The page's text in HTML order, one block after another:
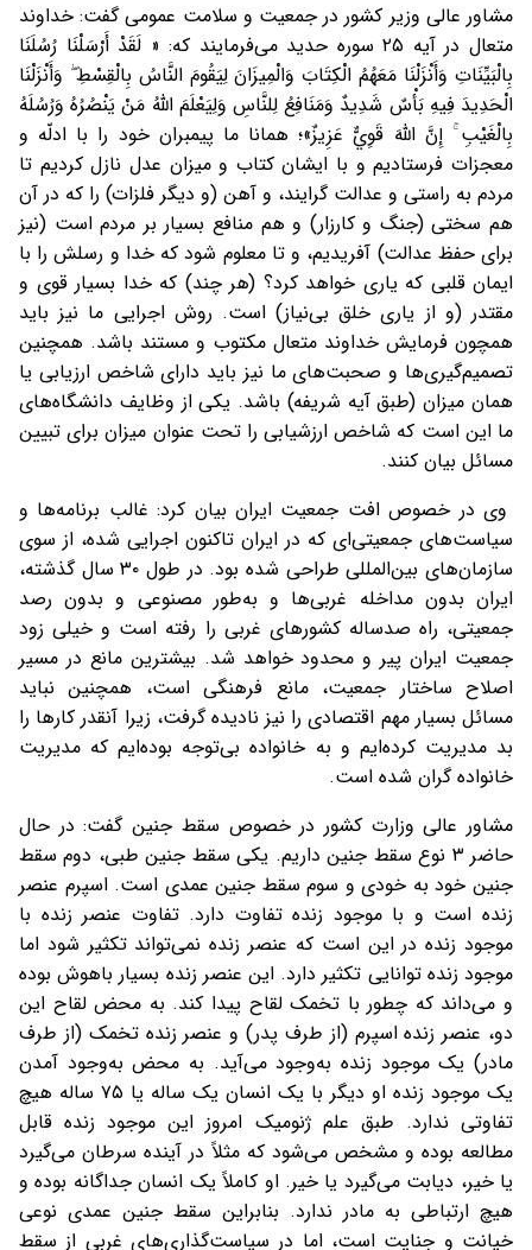
مشاور عالی وزیر کشور در جمعیت و سلامت عمومی گفت: خداوند
متعال در آیه ۲۵ سوره حدید می‌فرمایند که: « لَقَدْ أَرْسَلْنَا رُسُلَنَا
بِالْبَيِّنَاتِ وَأَنْزَلْنَا مَعَهُمُ الْكِتَابَ وَالْمِيزَانَ لِيَقُومَ النَّاسُ بِالْقِسْطِ ۖ وَأَنْزَلْنَا
الْحَدِيدَ فِيهِ بَأْسٌ شَدِيدٌ وَمَنَافِعُ لِلنَّاسِ وَلِيَعْلَمَ اللَّهُ مَنْ يَنْصُرُهُ وَرُسُلَهُ
بِالْغَيْبِ ۚ إِنَّ اللَّهَ قَوِيٌّ عَزِيزٌ»؛ همانا ما پیمبران خود را با ادلّه و
معجزات فرستادیم و با ایشان کتاب و میزان عدل نازل کردیم تا
مردم به راستی و عدالت گرایند، و آهن (و دیگر فلزات) را که در آن
هم سختی (جنگ و کارزار) و هم منافع بسیار بر مردم است (نیز
برای حفظ عدالت) آفریدیم، و تا معلوم شود که خدا و رسلش را با
ایمان قلبی که یاری خواهد کرد؟ (هر چند) که خدا بسیار قوی و
مقتدر (و از یاری خلق بی‌نیاز) است. روش اجرایی ما نیز باید
همچون فرمایش خداوند متعال مکتوب و مستند باشد. همچنین
تصمیم‌گیری‌ها و صحبت‌های ما نیز باید دارای شاخص ارزیابی یا
همان میزان (طبق آیه شریفه) باشد. یکی از وظایف دانشگاه‌های
ما این است که شاخص ارزشیابی را تحت عنوان میزان برای تبیین
مسائل بیان کنند.
وی در خصوص افت جمعیت ایران بیان کرد: غالب برنامه‌ها و
سیاست‌های جمعیتی‌ای که در ایران تاکنون اجرایی شده، از سوی
سازمان‌های بین‌المللی طراحی شده بود. در طول ۳۰ سال گذشته،
ایران بدون مداخله غربی‌ها و به‌طور مصنوعی و بدون رصد
جمعیتی، راه صدساله کشور‌های غربی را رفته است و خیلی زود
جمعیت ایران پیر و محدود خواهد شد. بیشترین مانع در مسیر
اصلاح ساختار جمعیت، مانع فرهنگی است، همچنین نباید
مسائل بسیار مهم اقتصادی را نیز نادیده گرفت، زیرا آنقدر کار‌ها را
بد مدیریت کرده‌ایم و به خانواده بی‌توجه بوده‌ایم که مدیریت
خانواده گران شده است.
مشاور عالی وزارت کشور در خصوص سقط جنین گفت: در حال
حاضر ۳ نوع سقط جنین داریم. یکی سقط جنین طبی، دوم سقط
جنین خود به خودی و سوم سقط جنین عمدی است. اسپرم عنصر
زنده‌ است و با موجود زنده تفاوت دارد. تفاوت عنصر زنده با
موجود زنده در این است که عنصر زنده نمی‌تواند تکثیر شود اما
موجود زنده توانایی تکثیر دارد. این عنصر زنده بسیار باهوش بوده
و می‌داند که چطور با تخمک لقاح پیدا کند. به محض لقاح این
دو، عنصر زنده اسپرم (از طرف پدر) و عنصر زنده تخمک (از طرف
مادر) یک موجود زنده به‌وجود می‌آید. به محض به‌وجود آمدن
یک موجود زنده او دیگر با یک انسان یک ساله یا ۷۵ ساله هیچ
تفاوتی ندارد. طبق علم ژنومیک امروز این موجود زنده قابل
مطالعه بوده و مشخص می‌شود که مثلاً در آینده سرطان می‌گیرد
یا خیر، دیابت می‌گیرد یا خیر. او کاملاً یک انسان جداگانه بوده و
هیچ ارتباطی به مادر ندارد. بنابراین سقط جنین عمدی نوعی
خیانت و جنایت است، اما در سیاست‌گذاری‌های غربی از سقط